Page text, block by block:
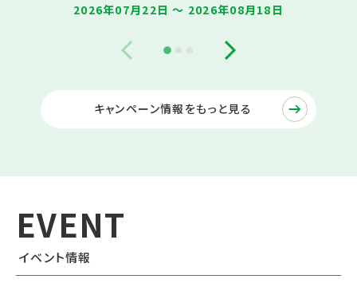
2026年07月22日 〜 2026年08月18日
キャンペーン情報をもっと見る
イベント情報